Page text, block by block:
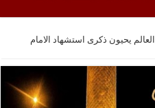
يحيون ذكرى استشهاد الامام